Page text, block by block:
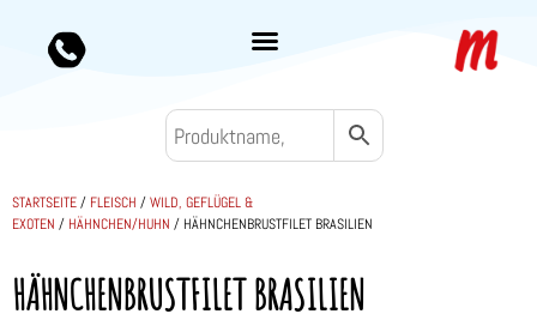
STARTSEITE/ FLEISCH /WILD, GEFLÜGEL &
EXOTEN / HÄHNCHEN/HUHN / HÄHNCHENBRUSTFILET BRASILIEN
HÄHNCHENBRUSTFILET BRASILIEN